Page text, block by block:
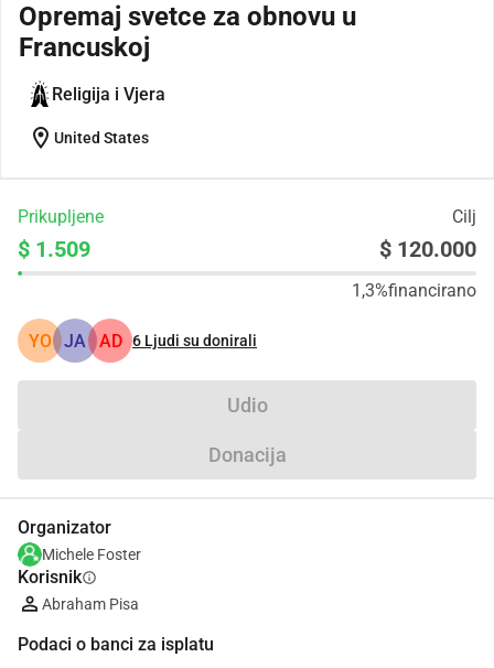
Opremaj svetce za obnovu u
Francuskoj
Religija i Vjera
location_on United States
Prikupljene Cilj
$ 1.509 $ 120.000
1,3%financirano
YO JA AD 6 Ljudi su donirali
Udio
Donacija
Organizator
Michele Foster
Korisnikinfo
Abraham Pisa
Podaci o banci za isplatu